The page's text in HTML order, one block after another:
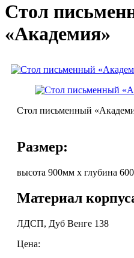
Стол
«Академия»
Стол письменный
Размер:
высота 900мм х глубина
Материал
ЛДСП, Дуб Венге 138
Цена: